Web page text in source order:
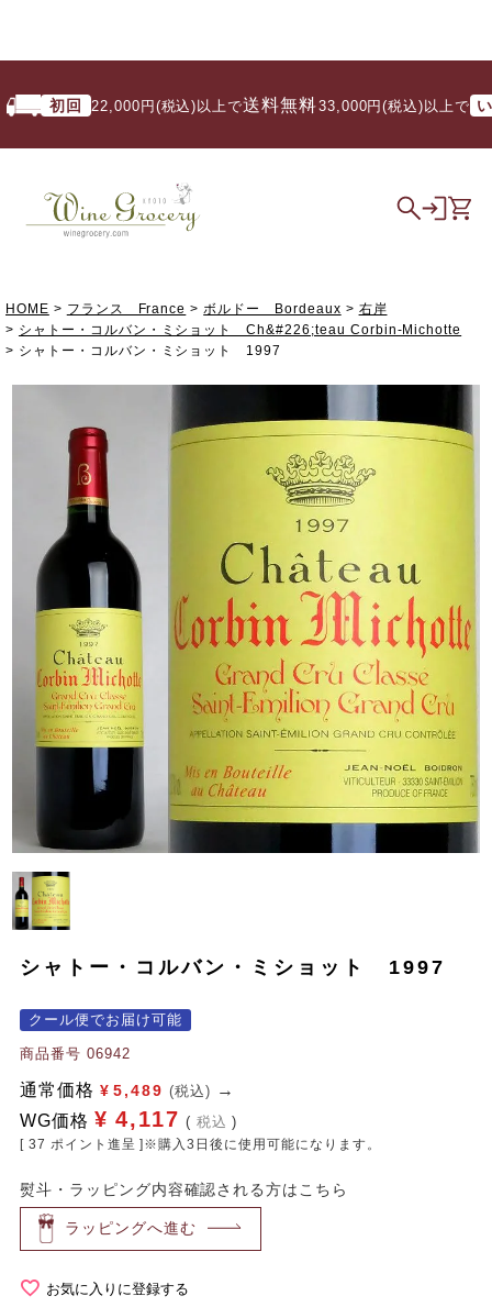
初回 22,000円(税込)以上で送料無料/ 33,000円(税込)以上で いつ
HOME フランス France ボルドー Bordeaux
右岸
シャトー・コルバン・ミショット Ch&#226;teau Corbin-Michotte
シャトー・コルバン・ミショット 1997
シャトー・コルバン・ミショット 1997
クール便でお届け可能
商品番号 06942
通常価格 ¥ 5,489 (税込)
WG価格 ¥ 4,117 税込
[ 37 ポイント進呈 ]※購入3日後に使用可能になります。
熨斗・ラッピング内容確認される方はこちら
ラッピングへ進む
お気に入りに登録する